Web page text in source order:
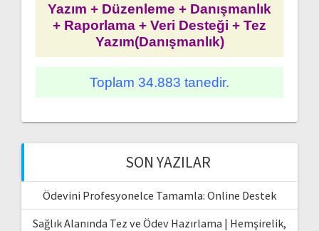
Yazım + Düzenleme + Danışmanlık
+ Raporlama + Veri Desteği + Tez
Yazım(Danışmanlık)
Toplam 34.883 tanedir.
SON YAZILAR
Ödevini Profesyonelce Tamamla: Online Destek
Sağlık Alanında Tez ve Ödev Hazırlama | Hemşirelik,